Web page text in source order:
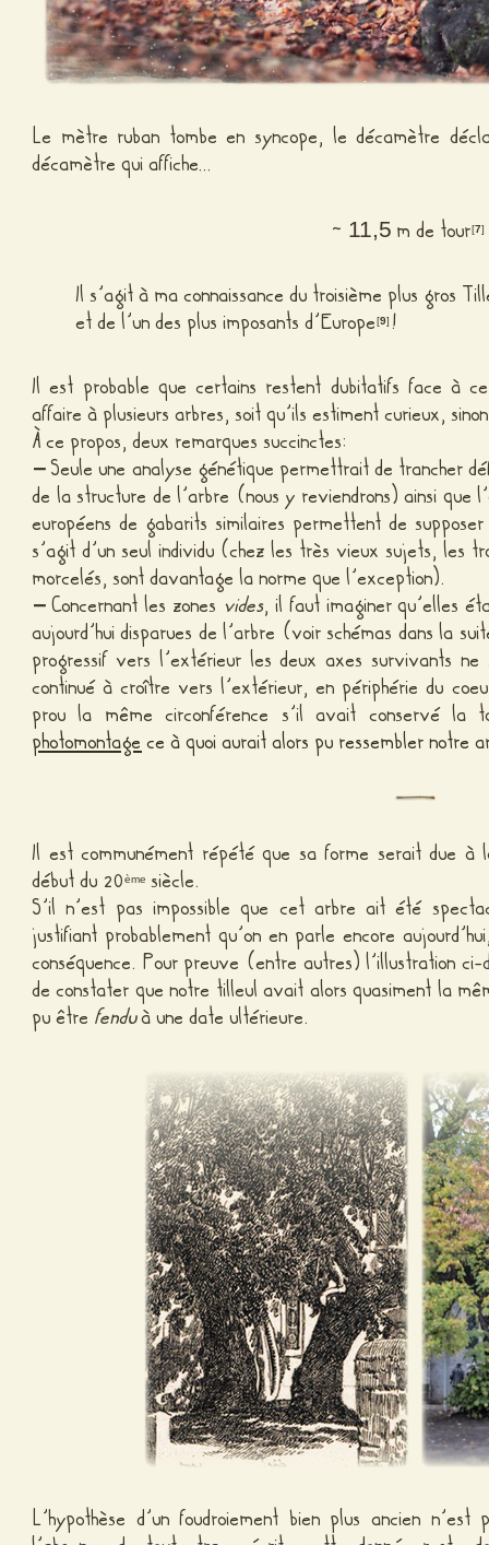
Le mètre ruban tombe en syncope, le décamètre
décamètre qui affiche…
~ 11,5 m de tour[7]
Il s’agit à ma connaissance du troisième plus gros
et de l’un des plus imposants d’Europe[9] !
Il est probable que certains restent dubitatifs face à
affaire à plusieurs arbres, soit qu’ils estiment curieux,
À ce propos, deux remarques succinctes:
–Seule une analyse génétique permettrait de trancher
de la structure de l’arbre (nous y reviendrons) ainsi que
européens de gabarits similaires permettent de
s’agit d’un seul individu (chez les très vieux sujets, les
morcelés, sont davantage la norme que l’exception).
–Concernant les zones vides, il faut imaginer qu’elles
aujourd’hui disparues de l’arbre (voir schémas dans la
progressif vers l’extérieur les deux axes survivants
continué à croître vers l’extérieur, en périphérie du
prou la même circonférence s’il avait conservé
photomontage ce à quoi aurait alors pu ressembler notre
Il est communément répété que sa forme serait due à
début du 20ème siècle.
S’il n’est pas impossible que cet arbre ait été
justifiant probablement qu’on en parle encore
conséquence. Pour preuve (entre autres) l’illustration ci-
de constater que notre tilleul avait alors quasiment la
pu être fenduà une date ultérieure.
L’hypothèse d’un foudroiement bien plus ancien